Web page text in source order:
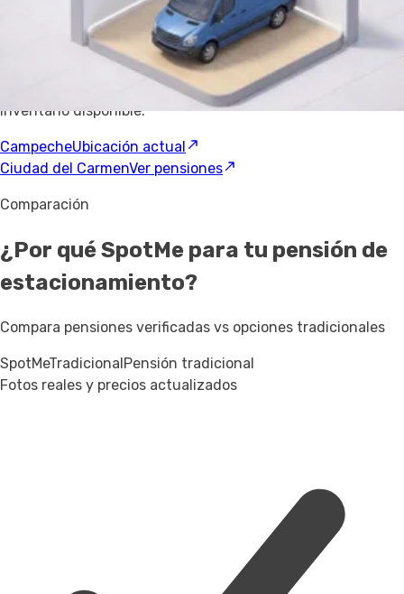
Explora pensiones de
estacionamientoen otras ciudades
Amplía tu búsqueda — cada ciudad tiene su propio
inventario disponible.
CampecheUbicación actual
Ciudad del CarmenVer pensiones
Comparación
¿Por qué SpotMe para tu pensión de
estacionamiento?
Compara pensiones verificadas vs opciones tradicionales
SpotMeTradicionalPensión tradicional
Fotos reales y precios actualizados